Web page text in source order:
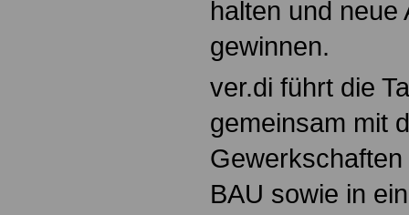
halten und neue
gewinnen.
ver.di führt die
gemeinsam mit
BAU sowie in